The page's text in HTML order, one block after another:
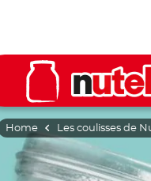
Home Les coulisses de